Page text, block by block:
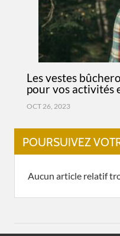
Les vestes
pour vos activités
OCT 26, 2023
POURSUIVEZ
Aucun article relatif